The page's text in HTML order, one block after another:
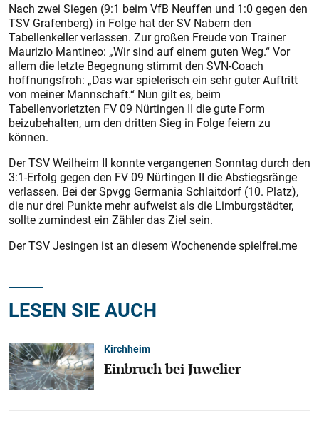
Nach zwei Siegen (9:1 beim VfB Neuffen und 1:0 gegen den
TSV Grafenberg) in Folge hat der SV Nabern den
Tabellenkeller verlassen. Zur großen Freude von Trainer
Maurizio Mantineo: „Wir sind auf einem guten Weg.“ Vor
allem die letzte Begegnung stimmt den SVN-Coach
hoffnungsfroh: „Das war spielerisch ein sehr guter Auftritt
von meiner Mannschaft.“ Nun gilt es, beim
Tabellenvorletzten FV 09 Nürtingen II die gute Form
beizubehalten, um den dritten Sieg in Folge feiern zu
können.
Der TSV Weilheim II konnte vergangenen Sonntag durch den
3:1-Erfolg gegen den FV 09 Nürtingen II die Abstiegsränge
verlassen. Bei der Spvgg Germania Schlaitdorf (10. Platz),
die nur drei Punkte mehr aufweist als die Limburgstädter,
sollte zumindest ein Zähler das Ziel sein.
Der TSV Jesingen ist an diesem Wochenende spielfrei.me
LESEN SIE AUCH
Kirchheim
Einbruch bei Juwelier